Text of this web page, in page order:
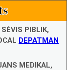
PIBLIK,
DEPATMAN
MEDIKAL,